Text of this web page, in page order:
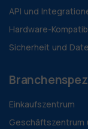
API und
Hardware-
Sicherheit und
Einkaufszentrum
Geschäftszentrum